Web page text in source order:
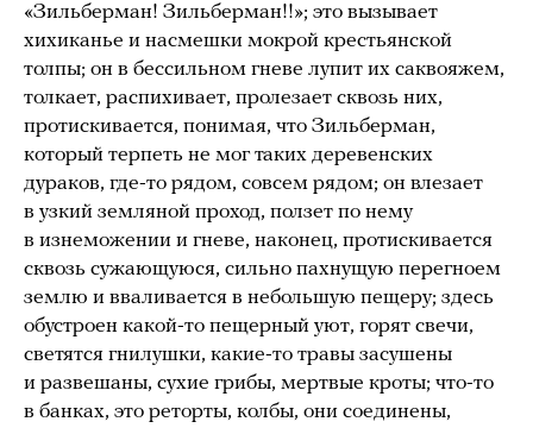
«Зильберман! Зильберман!!»; это вызывает
хихиканье и насмешки мокрой крестьянской
толпы; он в бессильном гневе лупит их саквояжем,
толкает, распихивает, пролезает сквозь них,
протискивается, понимая, что Зильберман,
который терпеть не мог таких деревенских
дураков, где-то рядом, совсем рядом; он влезает
в узкий земляной проход, ползет по нему
в изнеможении и гневе, наконец, протискивается
сквозь сужающуюся, сильно пахнущую перегноем
землю и вваливается в небольшую пещеру; здесь
обустроен какой-то пещерный уют, горят свечи,
светятся гнилушки, какие-то травы засушены
и развешаны, сухие грибы, мертвые кроты; что-то
в банках, это реторты, колбы, они соединены,